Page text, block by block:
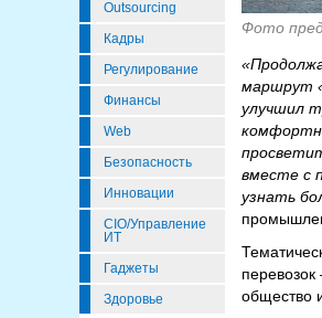
Outsourcing
Кадры
Регулирование
Финансы
Web
Безопасность
Инновации
CIO/Управление
ИТ
Гаджеты
Здоровье
Фото
маршрут
улучшил
вместе с
узнать
общество